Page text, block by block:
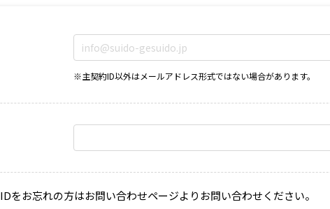
※主契約ID以外はメールアドレス形式ではない場合があります。
IDをお忘れの方はお問い合わせページよりお問い合わせください。